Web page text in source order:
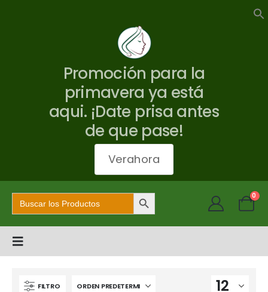
Promoción para la
primavera ya está
aqui. ¡Date prisa antes
de que pase!
Verahora
Buscar: Botón de búsqueda 0
FILTRO